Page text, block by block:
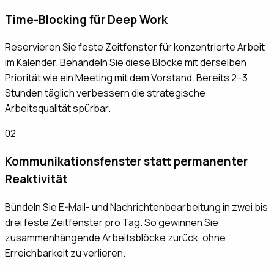
Time-Blocking für Deep Work
Reservieren Sie feste Zeitfenster für konzentrierte Arbeit
im Kalender. Behandeln Sie diese Blöcke mit derselben
Priorität wie ein Meeting mit dem Vorstand. Bereits 2–3
Stunden täglich verbessern die strategische
Arbeitsqualität spürbar.
02
Kommunikationsfenster statt permanenter
Reaktivität
Bündeln Sie E-Mail- und Nachrichtenbearbeitung in zwei bis
drei feste Zeitfenster pro Tag. So gewinnen Sie
zusammenhängende Arbeitsblöcke zurück, ohne
Erreichbarkeit zu verlieren.